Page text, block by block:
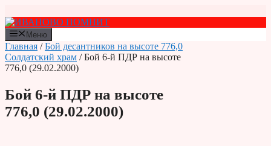
к
содержимому
Меню
Главная /Бой десантников на высоте 776,0
Солдатский храм / Бой 6-й ПДР на высоте
776,0 (29.02.2000)
Бой 6-й ПДР на высоте
776,0 (29.02.2000)